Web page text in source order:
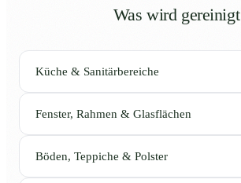
Was wird gereinigt
Küche & Sanitärbereiche
Fenster, Rahmen & Glasflächen
Böden, Teppiche & Polster